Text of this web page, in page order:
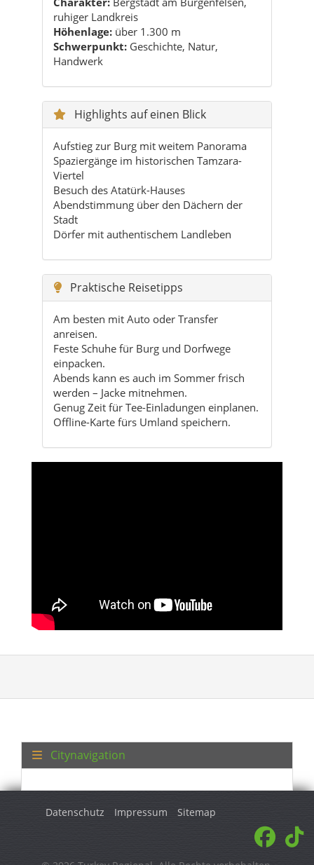
Highlights auf einen Blick
Spaziergänge im historischen Tamzara-
Viertel
Besuch des Atatürk-Hauses
Abendstimmung über den Dächern der
Stadt
Dörfer mit authentischem Landleben
Praktische Reisetipps
anreisen.
Feste Schuhe für Burg und Dorfwege
einpacken.
Abends kann es auch im Sommer frisch
werden – Jacke mitnehmen.
Genug Zeit für Tee-Einladungen einplanen.
Offline-Karte fürs Umland speichern.
Datenschutz Impressum Sitemap
© 2026 Turkey Regional. Alle Rechte vorbehalten.